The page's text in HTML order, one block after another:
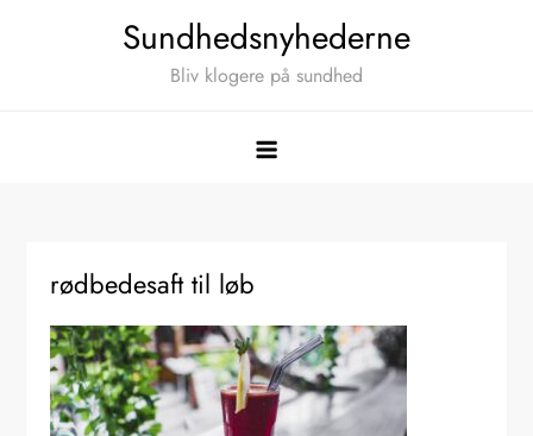
Sundhedsnyhederne
Bliv klogere på sundhed
rødbedesaft til løb